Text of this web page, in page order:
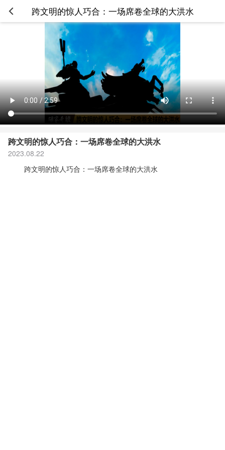
跨文明的惊人巧合：一场席卷全球的大洪水
跨文明的惊人巧合：一场席卷全球的大洪水
2023.08.22
跨文明的惊人巧合：一场席卷全球的大洪水